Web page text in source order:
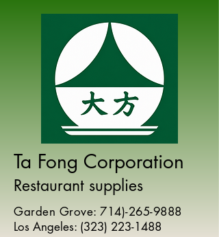
Ta Fong Corporation
Restaurant supplies
Garden Grove:714)-265-9888
Los Angeles: (323) 223-1488